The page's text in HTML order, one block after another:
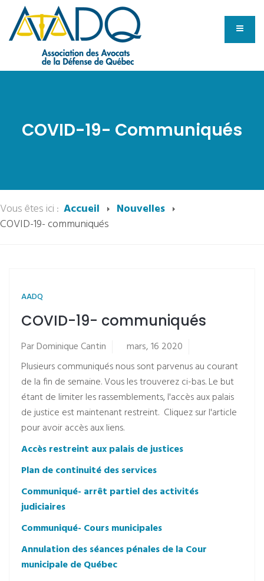
COVID-19- Communiqués
Vous êtes ici : Accueil
Nouvelles
COVID-19- communiqués
AADQ
COVID-19- communiqués
Par Dominique Cantin
mars, 16 2020
Plusieurs communiqués nous sont parvenus au courant
de la fin de semaine. Vous les trouverez ci-bas. Le but
étant de limiter les rassemblements, l'accès aux palais
de justice est maintenant restreint. Cliquez sur l'article
pour avoir accès aux liens.
Accès restreint aux palais de justices
Plan de continuité des services
Communiqué- arrêt partiel des activités
judiciaires
Communiqué- Cours municipales
Annulation des séances pénales de la Cour
municipale de Québec